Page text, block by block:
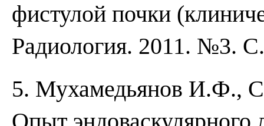
фистулой почки
Радиология. 2011. №3.
5. Мухамедьянов И.Ф.,